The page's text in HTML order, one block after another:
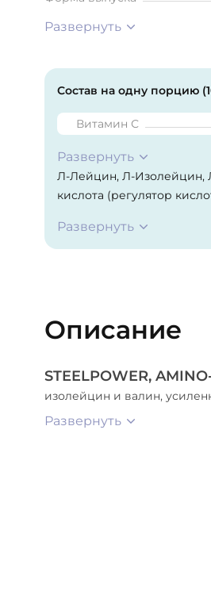
Развернуть
Состав на одну порцию
Витамин С
Развернуть
Л-Лейцин, Л-Изолейцин,
кислота (регулятор
вода), сукралоза
диоксид кремния
Развернуть
Описание
STEELPOWER,
изолейцин и валин,
Развернуть